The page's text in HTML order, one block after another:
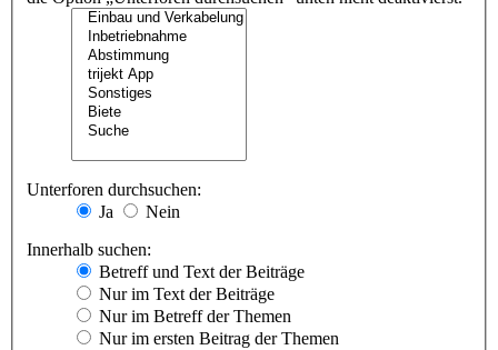
Unterforen durchsuchen:
Ja
Nein
Innerhalb suchen:
Betreff und Text der Beiträge
Nur im Text der Beiträge
Nur im Betreff der Themen
Nur im ersten Beitrag der Themen